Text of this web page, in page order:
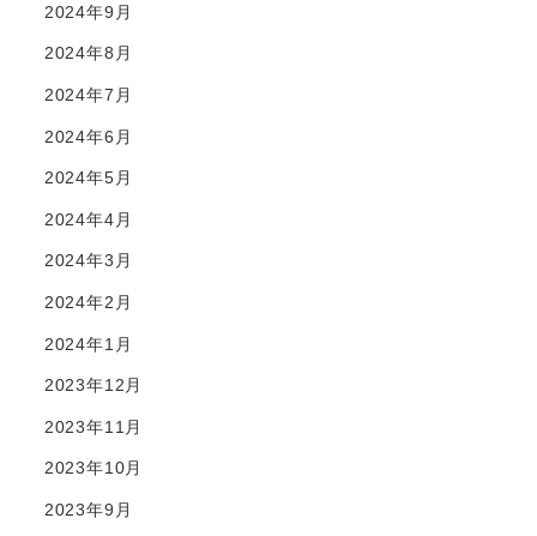
2024年9月
2024年8月
2024年7月
2024年6月
2024年5月
2024年4月
2024年3月
2024年2月
2024年1月
2023年12月
2023年11月
2023年10月
2023年9月